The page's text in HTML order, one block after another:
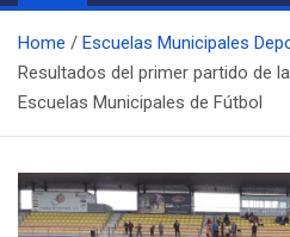
Home
Escuelas Municipales
Resultados del primer partido de
Escuelas Municipales de Fútbol